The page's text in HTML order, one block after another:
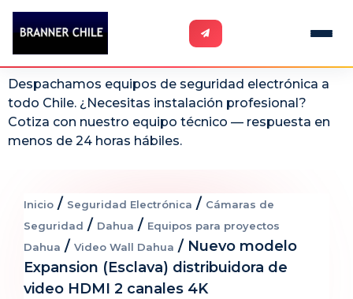
Despachamos equipos de seguridad electrónica a
todo Chile. ¿Necesitas instalación profesional?
Cotiza con nuestro equipo técnico — respuesta en
menos de 24 horas hábiles.
Inicio / Seguridad Electrónica / Cámaras de
Seguridad / Dahua / Equipos para proyectos
Dahua / Video Wall Dahua / Nuevo modelo
Expansion (Esclava) distribuidora de
video HDMI 2 canales 4K